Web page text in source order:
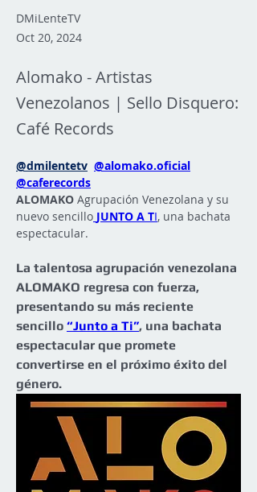
DMiLenteTV
Oct 20, 2024
Alomako - Artistas
Venezolanos | Sello Disquero:
Café Records
@dmilentetv @alomako.oficial
@caferecords
ALOMAKO Agrupación Venezolana y su
nuevo sencillo JUNTO A TI, una bachata
espectacular.
La talentosa agrupación venezolana
ALOMAKO regresa con fuerza,
presentando su más reciente
sencillo “Junto a Ti”, una bachata
espectacular que promete
convertirse en el próximo éxito del
género.